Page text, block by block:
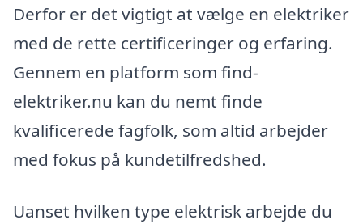
Derfor er det vigtigt at vælge en elektriker
med de rette certificeringer og erfaring.
Gennem en platform som find-
elektriker.nu kan du nemt finde
kvalificerede fagfolk, som altid arbejder
med fokus på kundetilfredshed.
Uanset hvilken type elektrisk arbejde du